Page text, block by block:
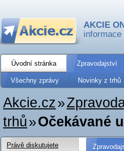
AKCIE
Úvodní stránka Zpravodajství
Všechny zprávy Novinky z trhů
Akcie.cz»
trhů»Očekávané
Právě diskutujete